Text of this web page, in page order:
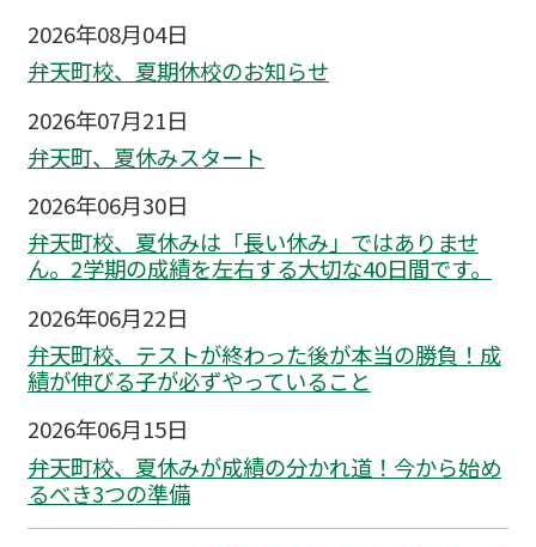
2026年08月04日
弁天町校、夏期休校のお知らせ
2026年07月21日
弁天町、夏休みスタート
2026年06月30日
弁天町校、夏休みは「長い休み」ではありませ
ん。2学期の成績を左右する大切な40日間です。
2026年06月22日
弁天町校、テストが終わった後が本当の勝負！成
績が伸びる子が必ずやっていること
2026年06月15日
弁天町校、夏休みが成績の分かれ道！今から始め
るべき3つの準備